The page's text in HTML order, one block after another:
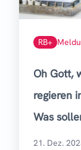
RB+
Oh Gott,
regieren
Was
21. Dez.